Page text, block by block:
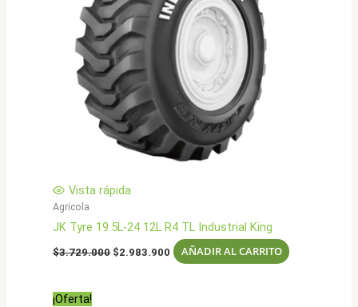
Vista rápida
Agricola
JK Tyre 19.5L-24 12L R4 TL Industrial King
$3.729.000 El
$2.983.900 El
precio
AÑADIR AL CARRITO
¡Oferta!